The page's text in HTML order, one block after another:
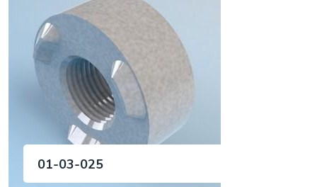
01-03-025